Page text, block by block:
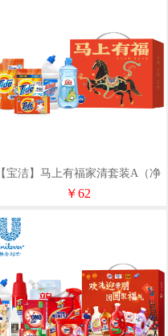
【宝洁】马上有福家清套装A（净
含量1861g）
￥62